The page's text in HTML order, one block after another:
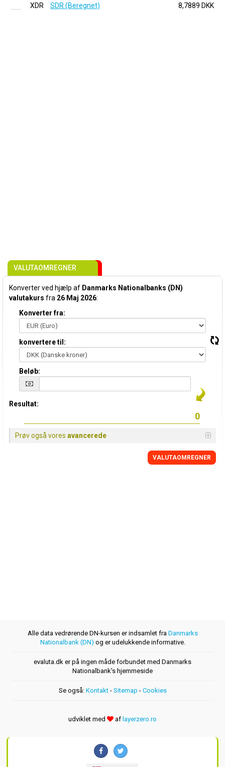
XDR
SDR (Beregnet) 8,7889 DKK
VALUTAOMREGNER
Konverter ved hjælp af Danmarks Nationalbanks (DN)
valutakurs fra 26 Maj 2026:
Konverter fra:
konvertere til:
Beløb:
Resultat:
Prøv også vores avancerede
VALUTAOMREGNER
Alle data vedrørende DN-kursen er indsamlet fra Danmarks
Nationalbank (DN) og er udelukkende informative.
evaluta.dk er på ingen måde forbundet med Danmarks
Nationalbank's hjemmeside
Se også: Kontakt- Sitemap - Cookies
udviklet med af layerzero.ro